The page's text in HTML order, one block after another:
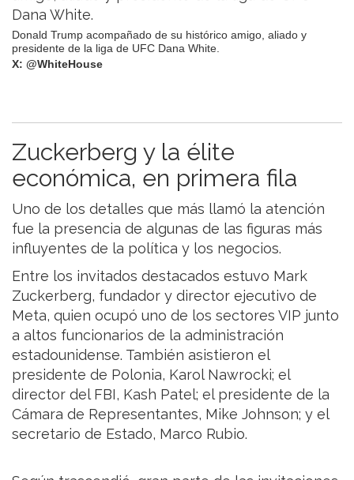
Donald Trump acompañado de su histórico amigo, aliado y
presidente de la liga de UFC Dana White.
X: @WhiteHouse
Zuckerberg y la élite
económica, en primera fila
Uno de los detalles que más llamó la atención
fue la presencia de algunas de las figuras más
influyentes de la política y los negocios.
Entre los invitados destacados estuvo Mark
Zuckerberg, fundador y director ejecutivo de
Meta, quien ocupó uno de los sectores VIP junto
a altos funcionarios de la administración
estadounidense. También asistieron el
presidente de Polonia, Karol Nawrocki; el
director del FBI, Kash Patel; el presidente de la
Cámara de Representantes, Mike Johnson; y el
secretario de Estado, Marco Rubio.